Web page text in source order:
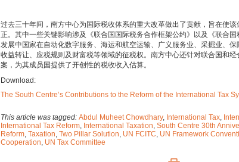
过去三十年间，南方中心为国际税收体系的重大改革做出了贡献，旨在使
正。其中一些关键影响涉及《联合国国际税务合作框架公约》以及《联合
发展中国家在自动化数字服务、海运和航空运输、广义服务业、采掘业、
收益转让、应税规则及财富税等领域的征税权。南方中心还针对联合国和
案，为其成员国提供了开创性的税收收入估算。
Download:
The South Centre’s Contributions to the Reform of the International Tax
This article was tagged: Abdul Muheet Chowdhary, International Tax,
International Tax Reform, International Taxation, South Centre 30th
Reform, Taxation, Two Pillar Solution, UN FCITC, UN Framework
Cooperation, UN Tax Committee